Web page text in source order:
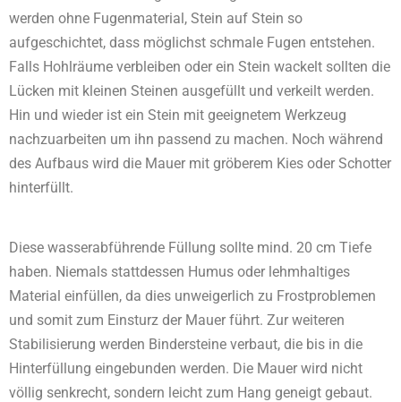
werden ohne Fugenmaterial, Stein auf Stein so
aufgeschichtet, dass möglichst schmale Fugen entstehen.
Falls Hohlräume verbleiben oder ein Stein wackelt sollten die
Lücken mit kleinen Steinen ausgefüllt und verkeilt werden.
Hin und wieder ist ein Stein mit geeignetem Werkzeug
nachzuarbeiten um ihn passend zu machen. Noch während
des Aufbaus wird die Mauer mit gröberem Kies oder Schotter
hinterfüllt.
Diese wasserabführende Füllung sollte mind. 20 cm Tiefe
haben. Niemals stattdessen Humus oder lehmhaltiges
Material einfüllen, da dies unweigerlich zu Frostproblemen
und somit zum Einsturz der Mauer führt. Zur weiteren
Stabilisierung werden Bindersteine verbaut, die bis in die
Hinterfüllung eingebunden werden. Die Mauer wird nicht
völlig senkrecht, sondern leicht zum Hang geneigt gebaut.